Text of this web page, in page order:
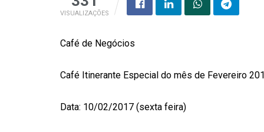
VISUALIZAÇÕES
Café de Negócios
Café Itinerante Especial do mês de Fevereiro
Data: 10/02/2017 (sexta feira)